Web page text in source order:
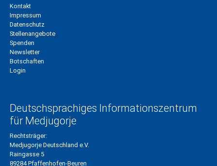
Kontakt
Impressum
Datenschutz
Stellenangebote
Spenden
Newsletter
Botschaften
Login
Deutschsprachiges Informationszentrum
für Medjugorje
Rechtsträger:
Medjugorje Deutschland e.V.
Raingasse 5
89284 Pfaffenhofen-Beuren